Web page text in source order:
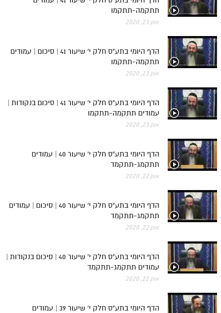
תתקמה-תתקמו
אוק 23, 2020
הדף היומי בתע"ס חלק י' שיעור 41 | סיכום | עמודים
תתקמה-תתקמו
אוק 23, 2020
הדף היומי בתע"ס חלק י' שיעור 41 | סיכום בנקודות |
עמודים תתקמה-תתקמו
אוק 23, 2020
הדף היומי בתע"ס חלק י' שיעור 40 | עמודים
תתקמג-תתקמד
אוק 22, 2020
הדף היומי בתע"ס חלק י' שיעור 40 | סיכום | עמודים
תתקמג-תתקמד
אוק 22, 2020
הדף היומי בתע"ס חלק י' שיעור 40 | סיכום בנקודות |
עמודים תתקמג-תתקמד
אוק 22, 2020
הדף היומי בתע"ס חלק י' שיעור 39 | עמודים